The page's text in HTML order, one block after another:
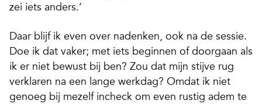
zei iets anders.’
Daar blijf ik even over nadenken, ook na de sessie.
Doe ik dat vaker; met iets beginnen of doorgaan als
ik er niet bewust bij ben? Zou dat mijn stijve rug
verklaren na een lange werkdag? Omdat ik niet
genoeg bij mezelf incheck om even rustig adem te